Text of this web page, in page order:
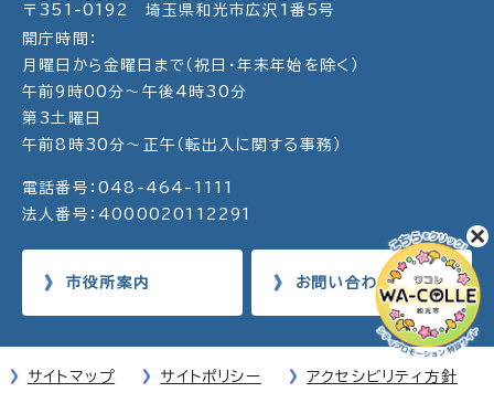
〒351-0192 埼玉県和光市広沢1番5号
開庁時間：
月曜日から金曜日まで（祝日・年末年始を除く）
午前9時00分～午後4時30分
第3土曜日
午前8時30分～正午（転出入に関する事務）
電話番号：048-464-1111
法人番号：4000020112291
市役所案内 お問い合わせ
サイトマップ サイトポリシー アクセシビリティ方針